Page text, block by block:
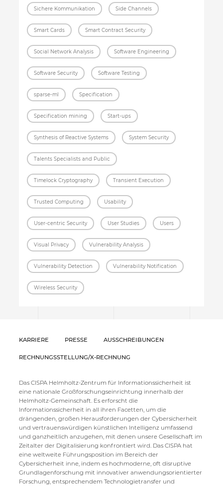
Sichere Kommunikation Side Channels
Smart Cards Smart Contract Security
Social Network Analysis Software Engineering
Software Security Software Testing
sparse-ml Specification
Specification mining Start-ups
Synthesis of Reactive Systems System Security
Talents Specialists and Public
Timelock Cryptography Transient Execution
Trusted Computing Usability
User-centric Security User Studies Users
Visual Privacy Vulnerability Analysis
Vulnerability Detection Vulnerability Notification
Wireless Security
KARRIERE PRESSE AUSSCHREIBUNGEN
RECHNUNGSSTELLUNG/X-RECHNUNG
Das CISPA Helmholtz-Zentrum für Informationssicherheit ist
eine nationale Großforschungseinrichtung innerhalb der
Helmholtz-Gemeinschaft. Es erforscht die
Informationssicherheit in all ihren Facetten, um die
drängenden, großen Herausforderungen der Cybersicherheit
und vertrauenswürdigen künstlichen Intelligenz umfassend
und ganzheitlich anzugehen, mit denen unsere Gesellschaft im
Zeitalter der Digitalisierung konfrontiert wird. Das CISPA hat
eine weltweite Führungsposition im Bereich der
Cybersicherheit inne, indem es hochmoderne, oft disruptive
Grundlagenforschung mit innovativer anwendungsorientierter
Forschung, entsprechendem Technologietransfer und